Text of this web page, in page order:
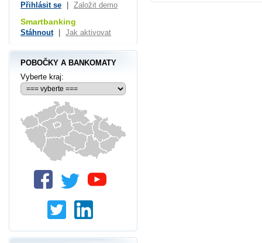
Přihlásit se Založit demo
Smartbanking
Stáhnout Jak aktivovat
POBOČKY A BANKOMATY
Vyberte kraj: